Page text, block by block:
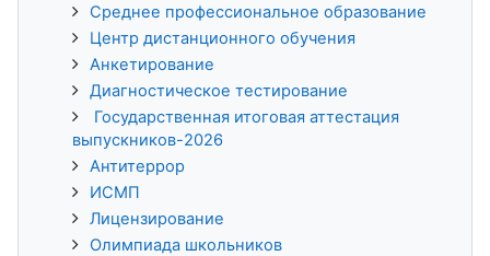
Среднее профессиональное образование
Центр дистанционного обучения
Анкетирование
Диагностическое тестирование
Государственная итоговая аттестация
выпускников-2026
Антитеррор
ИСМП
Лицензирование
Олимпиада школьников